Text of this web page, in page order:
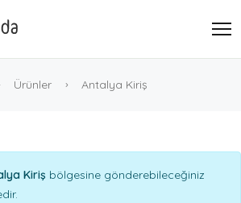
Ürünler Antalya Kiriş
Kiriş bölgesine gönderebileceğiniz